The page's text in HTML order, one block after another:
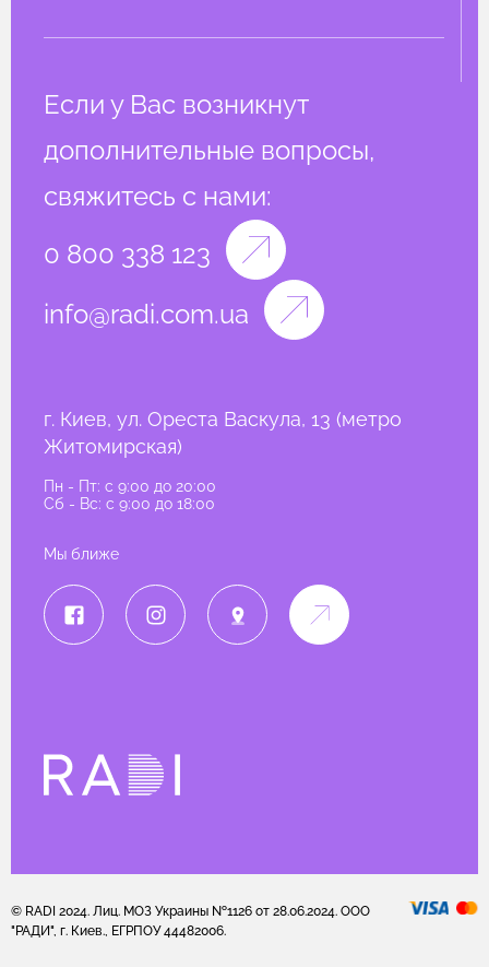
Если у Вас возникнут
дополнительные вопросы,
свяжитесь с нами:
0 800 338 123
info@radi.com.ua
г. Киев, ул. Ореста Васкула, 13 (метро
Житомирская)
Пн - Пт: c 9:00 до 20:00
Сб - Вс: c 9:00 до 18:00
Мы ближе
© RADI 2024. Лиц. МОЗ Украины №1126 от 28.06.2024. ООО
"РАДИ", г. Киев., ЕГРПОУ 44482006.